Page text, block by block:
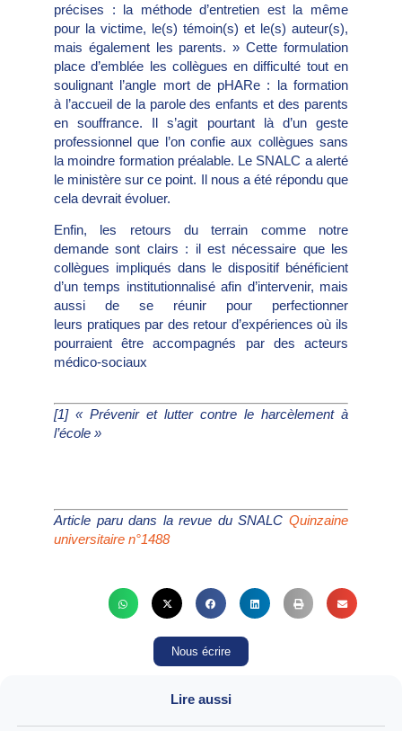
précises : la méthode d’entretien est la même
pour la victime, le(s) témoin(s) et le(s) auteur(s),
mais également les parents. » Cette formulation
place d’emblée les collègues en difficulté tout en
soulignant l’angle mort de pHARe : la formation
à l’accueil de la parole des enfants et des parents
en souffrance. Il s’agit pourtant là d’un geste
professionnel que l’on confie aux collègues sans
la moindre formation préalable. Le SNALC a alerté
le ministère sur ce point. Il nous a été répondu que
cela devrait évoluer.
Enfin, les retours du terrain comme notre
demande sont clairs : il est nécessaire que les
collègues impliqués dans le dispositif bénéficient
d’un temps institutionnalisé afin d’intervenir, mais
aussi de se réunir pour perfectionner
leurs pratiques par des retour d’expériences où ils
pourraient être accompagnés par des acteurs
médico-sociaux
[1] « Prévenir et lutter contre le harcèlement à
l’école »
Article paru dans la revue du SNALC Quinzaine
universitaire n°1488
Nous écrire
Lire aussi